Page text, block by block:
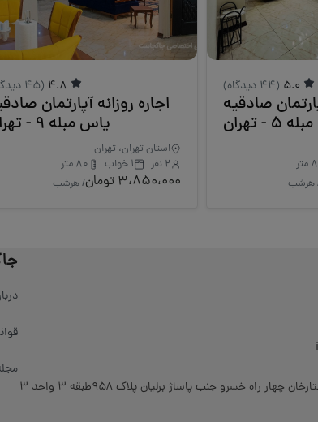
(44 دیدگاه)
صادقیه
- تهران
هرشب
(45 دیدگاه)
اجاره روزانه آپارتمان
یاس مبله 9 - تهران
استان تهران، تهران
2 نفر
1 خواب 80 متر
3،850،000 تومان / هرشب
چهار راه خسرو جنب پاساژ برلیان پلاک ۹۵۸طبقه 3 واحد 3